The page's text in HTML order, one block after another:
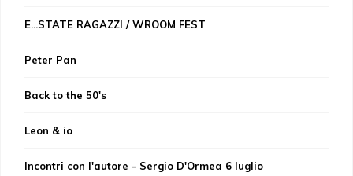
E...STATE RAGAZZI / WROOM FEST
Peter Pan
Back to the 50's
Leon & io
Incontri con l'autore - Sergio D'Ormea 6 luglio